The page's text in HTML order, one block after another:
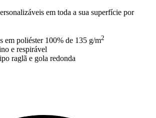
em toda a sua superfície por
em poliéster 100% de 135 g/m2
e respirável
raglã e gola redonda